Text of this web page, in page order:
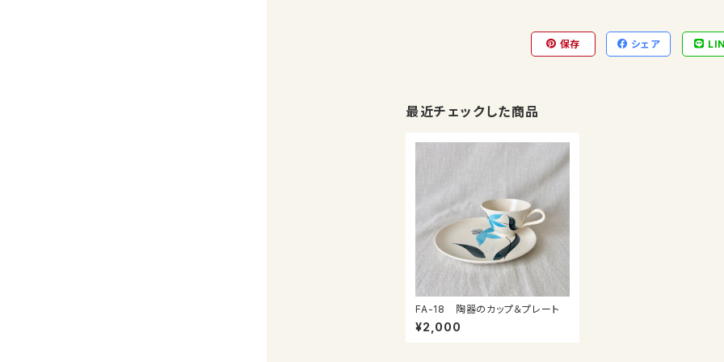
保存 シェア
最近チェックした商品
FA-18 陶器のカップ＆プレート
¥2,000